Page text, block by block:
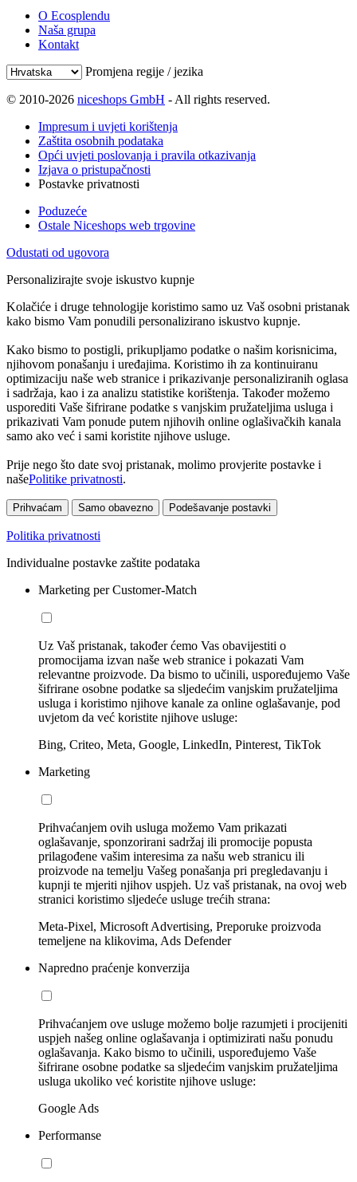
O Ecosplendu
Naša grupa
Kontakt
Promjena regije / jezika
© 2010-2026 niceshops GmbH - All rights reserved.
Impresum i uvjeti korištenja
Zaštita osobnih podataka
Opći uvjeti poslovanja i pravila otkazivanja
Izjava o pristupačnosti
Postavke privatnosti
Poduzeće
Ostale Niceshops web trgovine
Odustati od ugovora
Personalizirajte svoje iskustvo kupnje
Kolačiće i druge tehnologije koristimo samo uz Vaš osobni pristanak
kako bismo Vam ponudili personalizirano iskustvo kupnje.
Kako bismo to postigli, prikupljamo podatke o našim korisnicima,
njihovom ponašanju i uređajima. Koristimo ih za kontinuiranu
optimizaciju naše web stranice i prikazivanje personaliziranih oglasa
i sadržaja, kao i za analizu statistike korištenja. Također možemo
usporediti Vaše šifrirane podatke s vanjskim pružateljima usluga i
prikazivati Vam ponude putem njihovih online oglašivačkih kanala
samo ako već i sami koristite njihove usluge.
Prije nego što date svoj pristanak, molimo provjerite postavke i
našePolitike privatnosti.
Prihvaćam Samo obavezno Podešavanje postavki
Politika privatnosti
Individualne postavke zaštite podataka
Marketing per Customer-Match
Uz Vaš pristanak, također ćemo Vas obavijestiti o
promocijama izvan naše web stranice i pokazati Vam
relevantne proizvode. Da bismo to učinili, uspoređujemo Vaše
šifrirane osobne podatke sa sljedećim vanjskim pružateljima
usluga i koristimo njihove kanale za online oglašavanje, pod
uvjetom da već koristite njihove usluge:
Bing, Criteo, Meta, Google, LinkedIn, Pinterest, TikTok
Marketing
Prihvaćanjem ovih usluga možemo Vam prikazati
oglašavanje, sponzorirani sadržaj ili promocije popusta
prilagođene vašim interesima za našu web stranicu ili
proizvode na temelju Vašeg ponašanja pri pregledavanju i
kupnji te mjeriti njihov uspjeh. Uz vaš pristanak, na ovoj web
stranici koristimo sljedeće usluge trećih strana:
Meta-Pixel, Microsoft Advertising, Preporuke proizvoda
temeljene na klikovima, Ads Defender
Napredno praćenje konverzija
Prihvaćanjem ove usluge možemo bolje razumjeti i procijeniti
uspjeh našeg online oglašavanja i optimizirati našu ponudu
oglašavanja. Kako bismo to učinili, uspoređujemo Vaše
šifrirane osobne podatke sa sljedećim vanjskim pružateljima
usluga ukoliko već koristite njihove usluge:
Google Ads
Performanse